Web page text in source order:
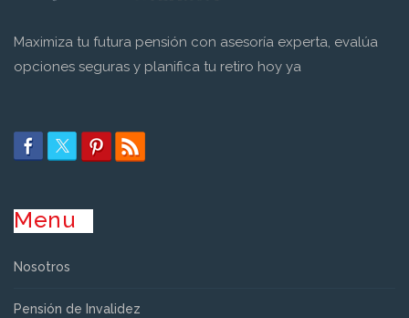
Maximiza tu futura pensión con asesoría experta, evalúa
opciones seguras y planifica tu retiro hoy ya
Menu
Nosotros
Pensión de Invalidez